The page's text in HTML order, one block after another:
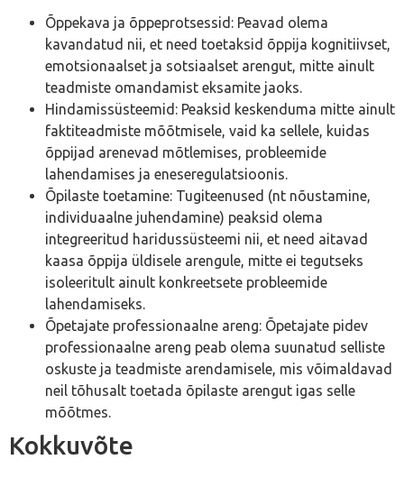
Õppekava ja õppeprotsessid: Peavad olema
kavandatud nii, et need toetaksid õppija kognitiivset,
emotsionaalset ja sotsiaalset arengut, mitte ainult
teadmiste omandamist eksamite jaoks.
Hindamissüsteemid: Peaksid keskenduma mitte ainult
faktiteadmiste mõõtmisele, vaid ka sellele, kuidas
õppijad arenevad mõtlemises, probleemide
lahendamises ja eneseregulatsioonis.
Õpilaste toetamine: Tugiteenused (nt nõustamine,
individuaalne juhendamine) peaksid olema
integreeritud haridussüsteemi nii, et need aitavad
kaasa õppija üldisele arengule, mitte ei tegutseks
isoleeritult ainult konkreetsete probleemide
lahendamiseks.
Õpetajate professionaalne areng: Õpetajate pidev
professionaalne areng peab olema suunatud selliste
oskuste ja teadmiste arendamisele, mis võimaldavad
neil tõhusalt toetada õpilaste arengut igas selle
mõõtmes.
Kokkuvõte